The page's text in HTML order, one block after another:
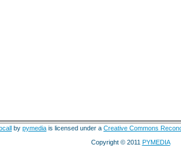
by pymedia is licensed under a Creative Commons
Copyright © 2011 PYMEDIA